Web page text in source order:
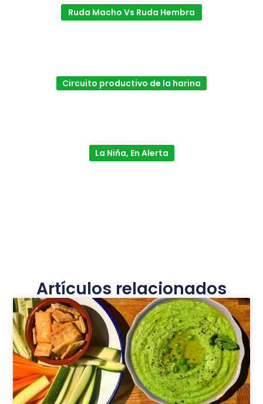
Ruda Macho Vs Ruda Hembra
Circuito productivo de la harina
La Niña, En Alerta
Artículos relacionados